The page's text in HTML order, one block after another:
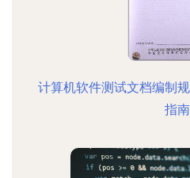
计算机软件测试文档编制
指南